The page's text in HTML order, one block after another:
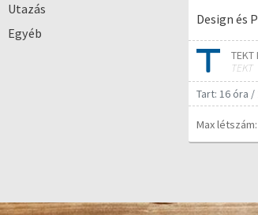
Utazás
Egyéb
Design és
TEKT
TEKT
Tart: 16 óra /
Max